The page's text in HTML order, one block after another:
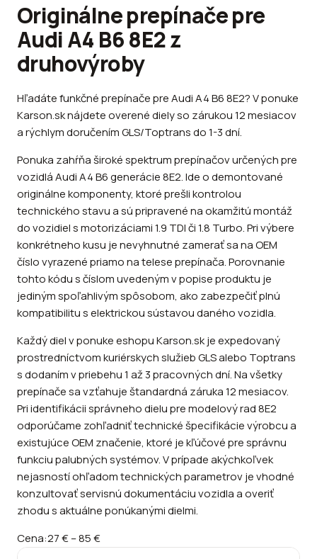
Originálne prepínače pre
Audi A4 B6 8E2 z
druhovýroby
Hľadáte funkčné prepínače pre Audi A4 B6 8E2? V ponuke
Karson.sk nájdete overené diely so zárukou 12 mesiacov
a rýchlym doručením GLS/Toptrans do 1-3 dní.
Ponuka zahŕňa široké spektrum prepínačov určených pre
vozidlá Audi A4 B6 generácie 8E2. Ide o demontované
originálne komponenty, ktoré prešli kontrolou
technického stavu a sú pripravené na okamžitú montáž
do vozidiel s motorizáciami 1.9 TDI či 1.8 Turbo. Pri výbere
konkrétneho kusu je nevyhnutné zamerať sa na OEM
číslo vyrazené priamo na telese prepínača. Porovnanie
tohto kódu s číslom uvedeným v popise produktu je
jediným spoľahlivým spôsobom, ako zabezpečiť plnú
kompatibilitu s elektrickou sústavou daného vozidla.
Každý diel v ponuke eshopu Karson.sk je expedovaný
prostredníctvom kuriérskych služieb GLS alebo Toptrans
s dodaním v priebehu 1 až 3 pracovných dní. Na všetky
prepínače sa vzťahuje štandardná záruka 12 mesiacov.
Pri identifikácii správneho dielu pre modelový rad 8E2
odporúčame zohľadniť technické špecifikácie výrobcu a
existujúce OEM značenie, ktoré je kľúčové pre správnu
funkciu palubných systémov. V prípade akýchkoľvek
nejasností ohľadom technických parametrov je vhodné
konzultovať servisnú dokumentáciu vozidla a overiť
zhodu s aktuálne ponúkanými dielmi.
Cena:27 €–85 €